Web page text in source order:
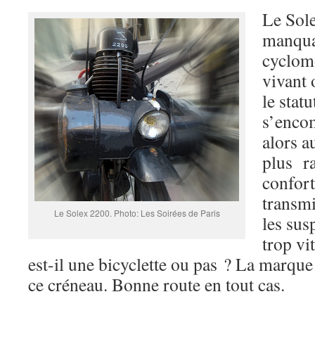
Le Solex 2200. Photo: Les Soirées de Paris
Le
vivant
le
alors
plus
les
trop
est-il une bicyclette ou pas ? La
ce créneau. Bonne route en tout cas.